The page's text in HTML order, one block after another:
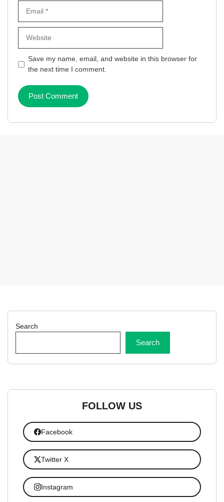
Save my name, email, and website in this browser for
the next time I comment.
Search
Search
FOLLOW US
Facebook
Twitter X
Instagram